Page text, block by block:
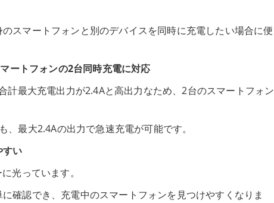
スマートフォンと別のデバイスを同時に充電したい場合に便
ートフォンの2台同時充電に対応
計最大充電出力が2.4Aと高出力なため、2台のスマートフォン
最大2.4Aの出力で急速充電が可能です。
すい
光っています。
確認でき、充電中のスマートフォンを見つけやすくなりま